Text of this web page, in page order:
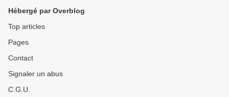
Hébergé par Overblog
Top articles
Pages
Contact
Signaler un abus
C.G.U.